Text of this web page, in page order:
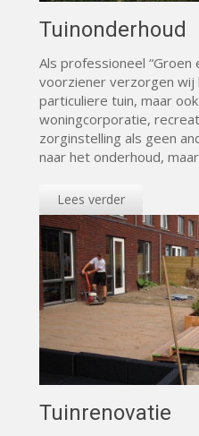
Tuinonderhoud
Als professioneel “Groen
voorziener verzorgen wij
particuliere tuin, maar
woningcorporatie,
zorginstelling als geen
naar het onderhoud,
Lees verder
Tuinrenovatie